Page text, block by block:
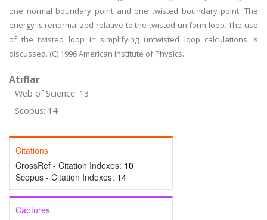
one normal boundary point and one twisted boundary point. The
energy is renormalized relative to the twisted uniform loop. The use
of the twisted loop in simplifying untwisted loop calculations is
discussed. (C) 1996 American Institute of Physics.
Atıflar
Web of Science: 13
Scopus: 14
Citations
CrossRef - Citation Indexes: 10
Scopus - Citation Indexes: 14
Captures